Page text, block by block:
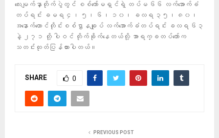
လေးမျက်နှာတိုက်ပွဲတွင် စစ်ကော်မရှင်ရဲ့ တပ်မ ၆၆ လက်အောက်ခံ
တပ်ရင်း ခမရ ၄၊ ၅၊ ၆၊ ၁၀၊ ခလရ ၃၅၊ ၈၀၊
အနောက်တောင်တိုင်းစစ်ဌာနချုပ် လက်အောက်ခံတပ်ရင်း ခလရ ၆၃
နဲ့ ၂၇၁ တို့ ပါဝင် တိုက်ခိုက်နေတယ်လို့ အာရက္ခတပ်တော်က
သတင်းထုတ်ပြန်ထားပါတယ်။
SHARE 0
PREVIOUS POST